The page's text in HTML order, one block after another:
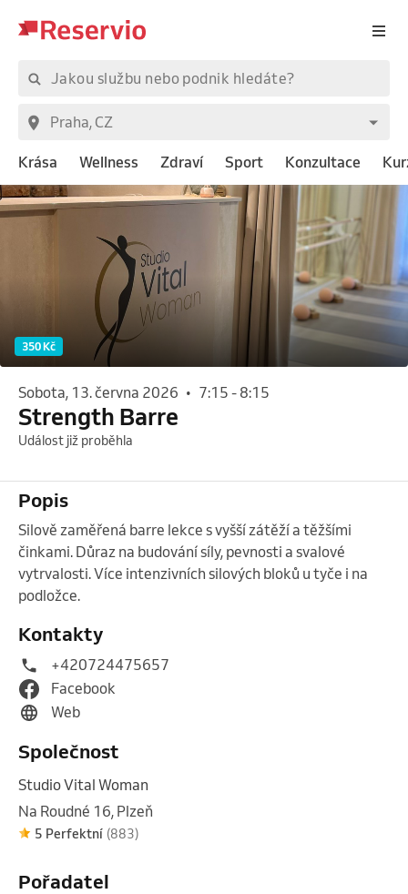
Krása Wellness Zdraví Sport Konzultace
350 Kč
sobota, 13. června 2026 • 7:15 - 8:15
Strength Barre
Událost již proběhla
Popis
Silově zaměřená barre lekce s vyšší zátěží a těžšími
činkami. Důraz na budování síly, pevnosti a svalové
vytrvalosti. Více intenzivních silových bloků u tyče i na
podložce.
Kontakty
+420724475657
Facebook
Web
Společnost
Studio Vital Woman
Na Roudné 16, Plzeň
5 Perfektní (883)
Pořadatel